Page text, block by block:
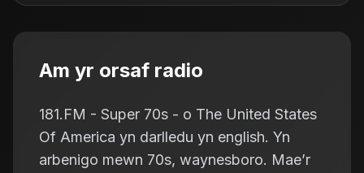
Am yr orsaf radio
181.FM - Super 70s - o The United States
Of America yn darlledu yn english. Yn
arbenigo mewn 70s, waynesboro. Mae’r